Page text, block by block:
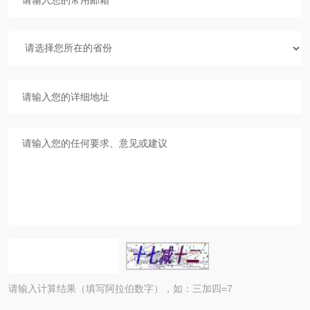
请输入计算结果（填写阿拉伯数字），如：三加四=7